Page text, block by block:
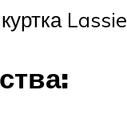
Lassie